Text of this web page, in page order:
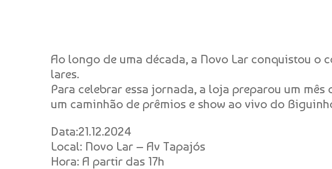
Ao longo de uma década, a Novo Lar conquistou o
lares.
Para celebrar essa jornada, a loja preparou um
um caminhão de prêmios e show ao vivo do
Data:21.12.2024
Local: Novo Lar – Av Tapajós
Hora: A partir das 17h